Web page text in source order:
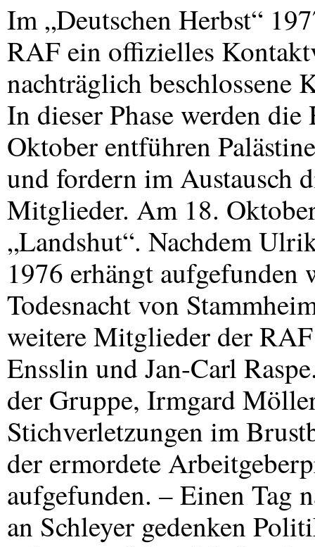
Im „Deutschen Herbst“
RAF ein offizielles
nachträglich beschlossene
In dieser Phase werden
Oktober entführen
und fordern im Austausch
Mitglieder. Am 18.
„Landshut“. Nachdem
1976 erhängt aufgefunden
Todesnacht von
weitere Mitglieder derRAF
Ensslin und Jan-Carl
der Gruppe, Irmgard
Stichverletzungen im
der ermordete
aufgefunden. – Einen Tag
an Schleyer gedenken